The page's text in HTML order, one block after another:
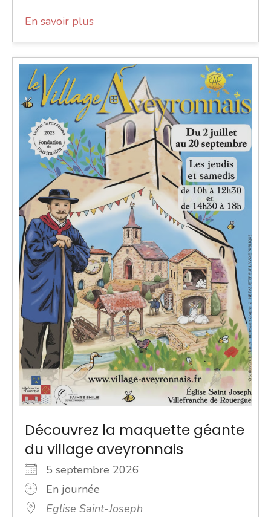
En savoir plus
Découvrez la maquette géante
du village aveyronnais
5 septembre 2026
En journée
Eglise Saint-Joseph